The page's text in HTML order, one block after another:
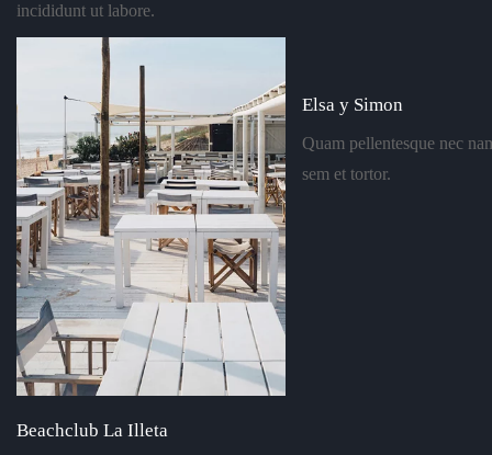
incididunt ut labore.
Beachclub La Illeta
Elsa y Simon
Quam pellentesque nec
sem et tortor.